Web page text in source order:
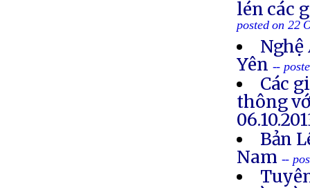
lén các
posted on 22
Nghệ
Yên --
Các
thông
Bản
Nam --